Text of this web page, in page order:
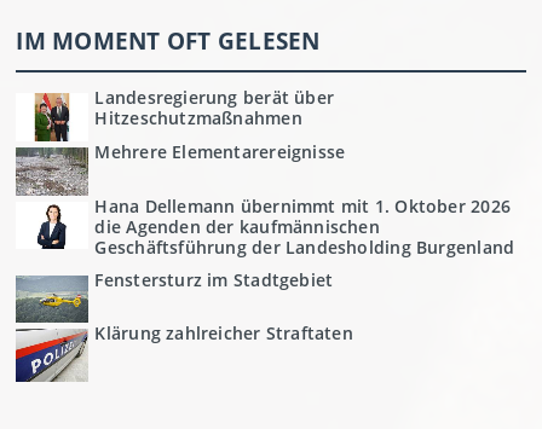
IM MOMENT OFT GELESEN
Landesregierung berät über
Hitzeschutzmaßnahmen
Mehrere Elementarereignisse
Hana Dellemann übernimmt mit 1. Oktober 2026
die Agenden der kaufmännischen
Geschäftsführung der Landesholding Burgenland
Fenstersturz im Stadtgebiet
Klärung zahlreicher Straftaten